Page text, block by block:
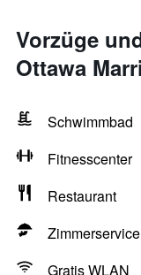
Vorzüge
Ottawa
Schwimmbad
Fitnesscenter
Restaurant
Zimmerservice
Gratis WLAN